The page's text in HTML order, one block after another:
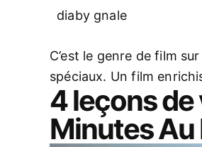
diaby gnale
C’est le genre de film sur
spéciaux. Un film
4 leçons
Minutes Au